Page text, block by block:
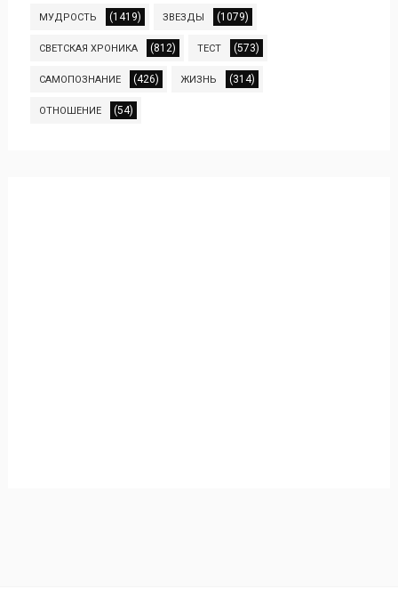
МУДРОСТЬ (1419) ЗВЕЗДЫ (1079)
СВЕТСКАЯ ХРОНИКА (812) ТЕСТ (573)
САМОПОЗНАНИЕ (426) ЖИЗНЬ (314)
ОТНОШЕНИЕ (54)